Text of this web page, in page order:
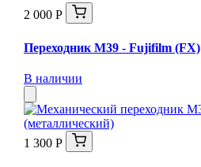
2 000 Р
Переходник М39 - Fujifilm (FX)
В наличии
1 300 Р